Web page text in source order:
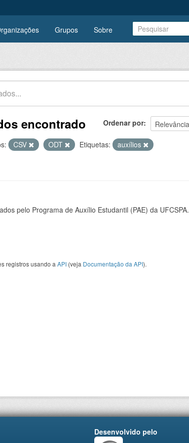
Grupos Sobre
Ordenar por
encontrado
CSV ODT Etiquetas:
auxílios
pelo Programa de Auxílio Estudantil (PAE) da UFCSPA.
registros usando a API (veja Documentação da API).
Desenvolvido pelo